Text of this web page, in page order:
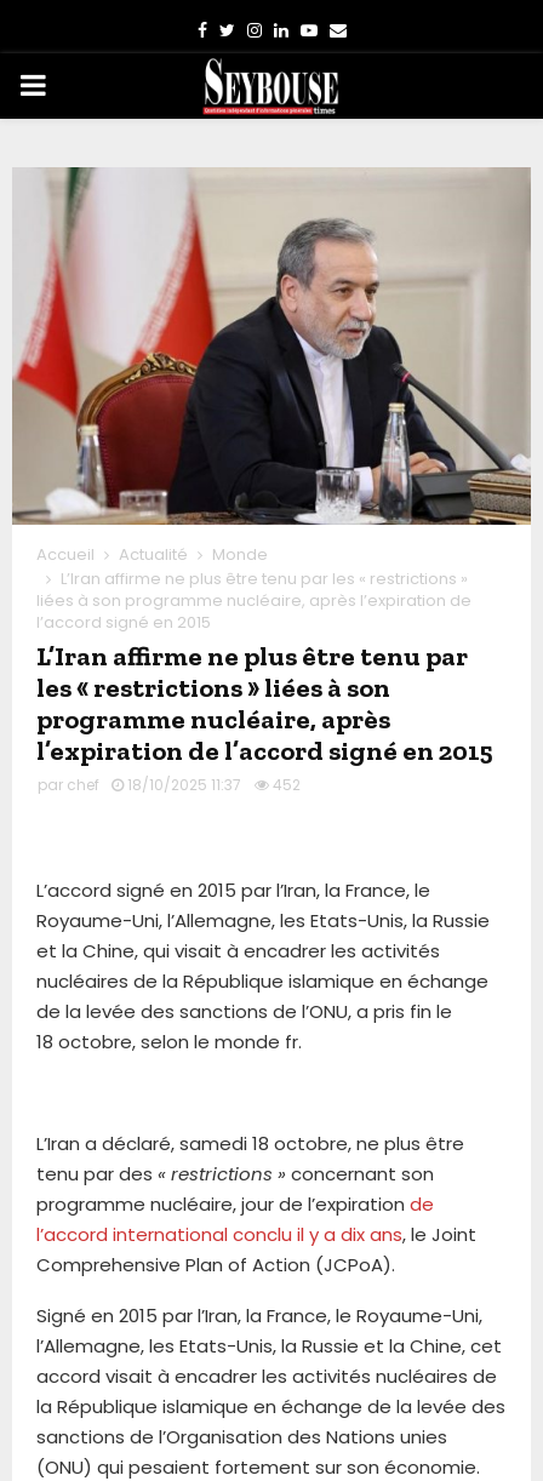
Facebook
TwitterInstagram
LinkedinYoutube
Email
PRIMARY
Accueil Actualité
Monde
L’Iran affirme ne plus être tenu par les « restrictions »
liées à son programme nucléaire, après l’expiration de
l’accord signé en 2015
L’Iran affirme ne plus être tenu par
les « restrictions » liées à son
programme nucléaire, après
l’expiration de l’accord signé en 2015
par chef 18/10/2025 11:37 452
L’accord signé en 2015 par l’Iran, la France, le
Royaume-Uni, l’Allemagne, les Etats-Unis, la Russie
et la Chine, qui visait à encadrer les activités
nucléaires de la République islamique en échange
de la levée des sanctions de l’ONU, a pris fin le
18 octobre, selon le monde fr.
L’Iran a déclaré, samedi 18 octobre, ne plus être
tenu par des « restrictions »concernant son
programme nucléaire, jour de l’expiration de
l’accord international conclu il y a dix ans, le Joint
Comprehensive Plan of Action (JCPoA).
Signé en 2015 par l’Iran, la France, le Royaume-Uni,
l’Allemagne, les Etats-Unis, la Russie et la Chine, cet
accord visait à encadrer les activités nucléaires de
la République islamique en échange de la levée des
sanctions de l’Organisation des Nations unies
(ONU) qui pesaient fortement sur son économie.